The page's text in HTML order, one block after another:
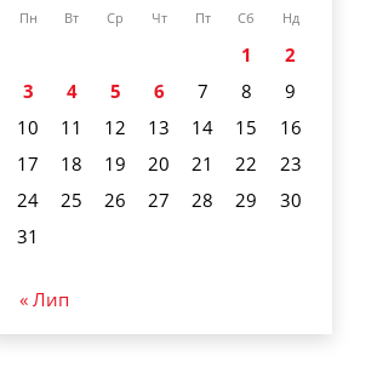
Пн Вт Ср Чт Пт Сб Нд
1
2
3
4 5 6 7 8
9
10
11 12 13 14 15
16
17
18 19 20 21 22
23
24
25 26 27 28 29
30
31
« Лип